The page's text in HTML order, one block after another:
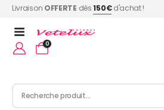
Livraison OFFERTE dès150€d'achat !
0